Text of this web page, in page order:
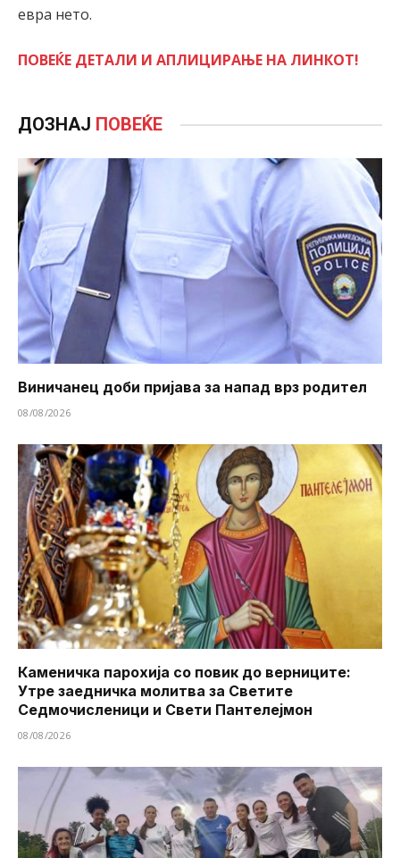
евра нето.
ПОВЕЌЕ ДЕТАЛИ И АПЛИЦИРАЊЕ НА ЛИНКОТ!
ДОЗНАЈ ПОВЕЌЕ
Виничанец доби пријава за напад врз родител
08/08/2026
Каменичка парохија со повик до верниците:
Утре заедничка молитва за Светите
Седмочисленици и Свети Пантелејмон
08/08/2026